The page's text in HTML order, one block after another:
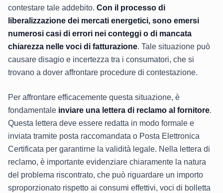
contestare tale addebito. Con il processo di
liberalizzazione dei mercati energetici, sono emersi
numerosi casi di errori nei conteggi o di mancata
chiarezza nelle voci di fatturazione. Tale situazione può
causare disagio e incertezza tra i consumatori, che si
trovano a dover affrontare procedure di contestazione.
Per affrontare efficacemente questa situazione, è
fondamentale inviare una lettera di reclamo al fornitore.
Questa lettera deve essere redatta in modo formale e
inviata tramite posta raccomandata o Posta Elettronica
Certificata per garantirne la validità legale. Nella lettera di
reclamo, è importante evidenziare chiaramente la natura
del problema riscontrato, che può riguardare un importo
sproporzionato rispetto ai consumi effettivi, voci di bolletta